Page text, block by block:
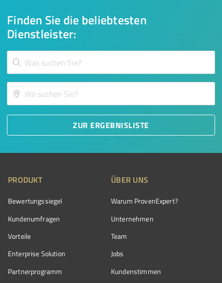
Finden Sie die beliebtesten
Dienstleister:
ZUR ERGEBNISLISTE
PRODUKT
Bewertungssiegel
Kundenumfragen
Vorteile
Enterprise Solution
Partnerprogramm
ÜBER UNS
Warum ProvenExpert?
Unternehmen
Team
Jobs
Kundenstimmen